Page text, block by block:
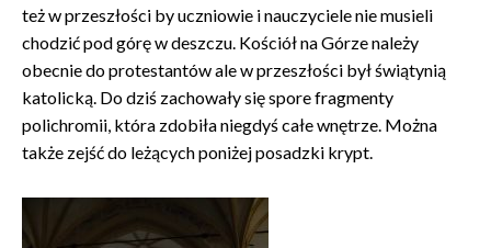
też w przeszłości by uczniowie i nauczyciele nie musieli
chodzić pod górę w deszczu. Kościół na Górze należy
obecnie do protestantów ale w przeszłości był świątynią
katolicką. Do dziś zachowały się spore fragmenty
polichromii, która zdobiła niegdyś całe wnętrze. Można
także zejść do leżących poniżej posadzki krypt.